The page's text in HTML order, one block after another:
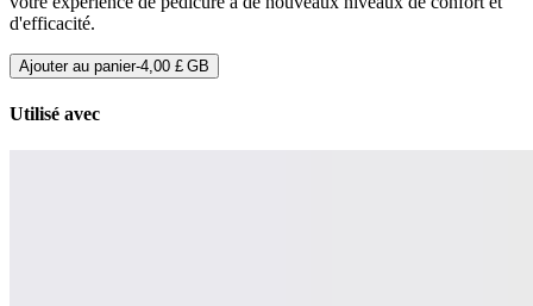
d'efficacité.
Ajouter au panier-4,00 £ GB
Utilisé avec